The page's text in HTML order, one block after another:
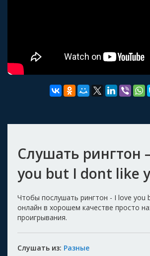
Слушать рингтон
you but I dont like
Чтобы послушать рингтон - I love you
онлайн в хорошем качестве просто
проигрывания.
Слушать из: Разные